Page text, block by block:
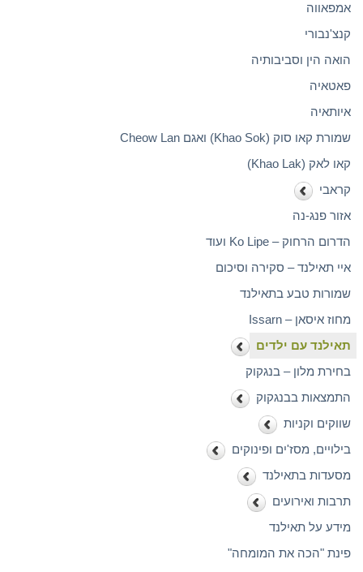
אמפאווה
קנצ'נבורי
הואה הין וסביבותיה
פאטאיה
איותאיה
שמורת קאו סוק (Khao Sok) ואגם Cheow Lan
קאו לאק (Khao Lak)
קראבי
אזור פנג-נה
הדרום הרחוק – Ko Lipe ועוד
איי תאילנד – סקירה וסיכום
שמורות טבע בתאילנד
מחוז איסאן – Issarn
תאילנד עם ילדים
בחירת מלון – בנגקוק
התמצאות בבנגקוק
שווקים וקניות
בילויים, מסז'ים ופינוקים
מסעדות בתאילנד
תרבות ואירועים
מידע על תאילנד
פינת "הכה את המומחה"